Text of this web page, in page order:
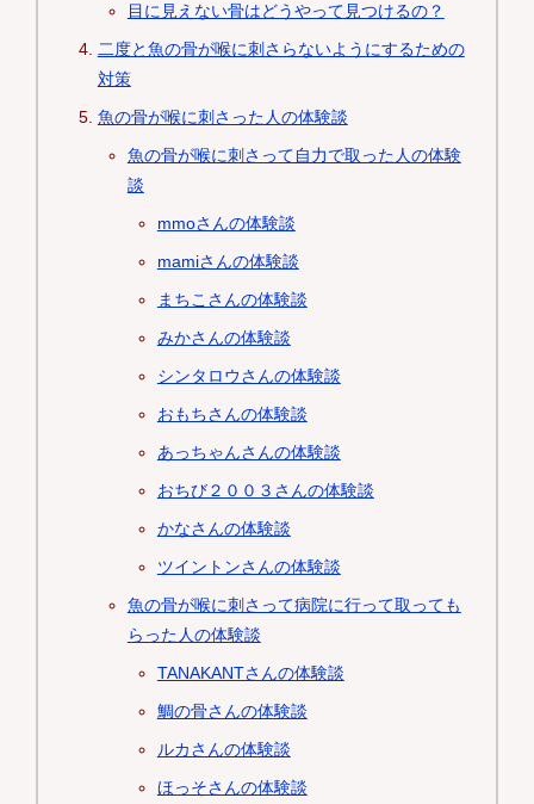
目に見えない骨はどうやって見つけるの？
二度と魚の骨が喉に刺さらないようにするための
対策
魚の骨が喉に刺さった人の体験談
魚の骨が喉に刺さって自力で取った人の体験
談
mmoさんの体験談
mamiさんの体験談
まちこさんの体験談
みかさんの体験談
シンタロウさんの体験談
おもちさんの体験談
あっちゃんさんの体験談
おちび２００３さんの体験談
かなさんの体験談
ツイントンさんの体験談
魚の骨が喉に刺さって病院に行って取っても
らった人の体験談
TANAKANTさんの体験談
鯛の骨さんの体験談
ルカさんの体験談
ほっそさんの体験談